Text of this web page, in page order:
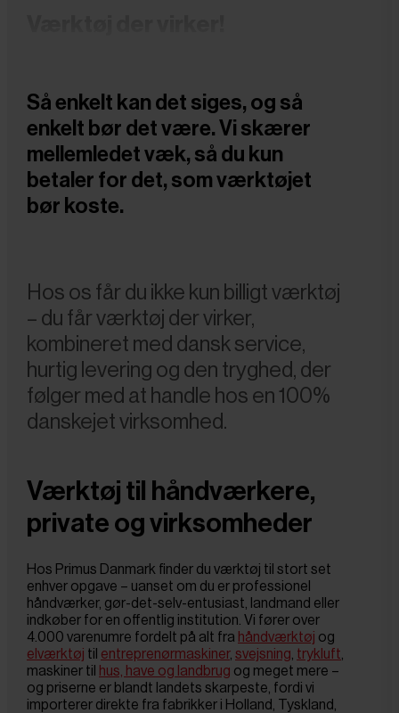
Så enkelt kan det siges, og så
enkelt bør det være. Vi skærer
mellemledet væk, så du kun
betaler for det, som værktøjet
bør koste.
Hos os får du ikke kun billigt værktøj
– du får værktøj der virker,
kombineret med dansk service,
hurtig levering og den tryghed, der
følger med at handle hos en 100%
danskejet virksomhed.
Værktøj til håndværkere,
private og virksomheder
Hos Primus Danmark finder du værktøj til stort set
enhver opgave – uanset om du er professionel
håndværker, gør-det-selv-entusiast, landmand eller
indkøber for en offentlig institution. Vi fører over
4.000 varenumre fordelt på alt fra håndværktøj og
elværktøj til entreprenørmaskiner, svejsning trykluft
maskiner til hus, have og landbrug og meget mere –
og priserne er blandt landets skarpeste, fordi vi
importerer direkte fra fabrikker i Holland, Tyskland,